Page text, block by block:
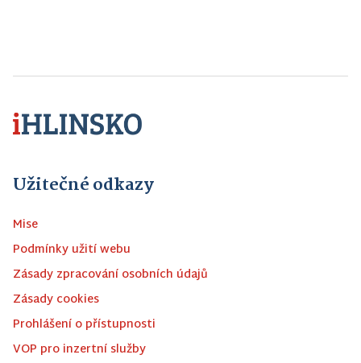
Užitečné odkazy
Mise
Podmínky užití webu
Zásady zpracování osobních údajů
Zásady cookies
Prohlášení o přístupnosti
VOP pro inzertní služby